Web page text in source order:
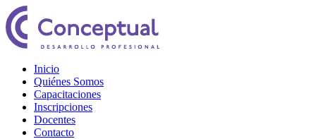
Inicio
Quiénes Somos
Capacitaciones
Inscripciones
Docentes
Contacto